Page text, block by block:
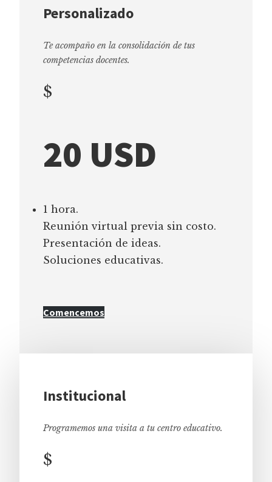
Personalizado
Te acompaño en la consolidación de tus
competencias docentes.
$
20 USD
1 hora.
Reunión virtual previa sin costo.
Presentación de ideas.
Soluciones educativas.
Comencemos
Institucional
Programemos una visita a tu centro educativo.
$